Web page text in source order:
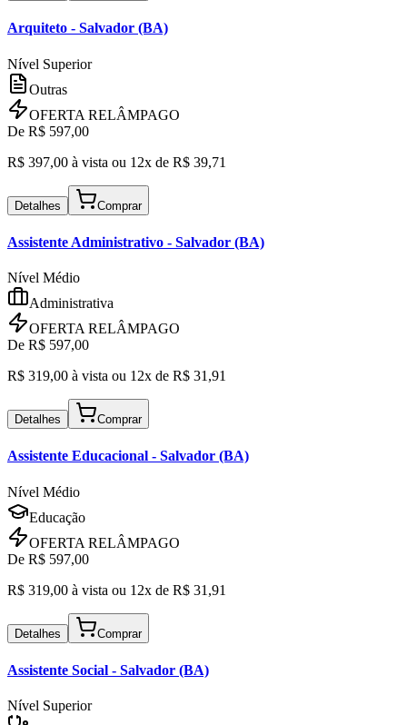
Arquiteto - Salvador (BA)
Nível Superior
Outras
OFERTA RELÂMPAGO
De R$ 597,00
R$ 397,00 à vista ou 12x de R$ 39,71
Detalhes Comprar
Assistente Administrativo - Salvador (BA)
Nível Médio
Administrativa
OFERTA RELÂMPAGO
De R$ 597,00
R$ 319,00 à vista ou 12x de R$ 31,91
Detalhes Comprar
Assistente Educacional - Salvador (BA)
Nível Médio
Educação
OFERTA RELÂMPAGO
De R$ 597,00
R$ 319,00 à vista ou 12x de R$ 31,91
Detalhes Comprar
Assistente Social - Salvador (BA)
Nível Superior